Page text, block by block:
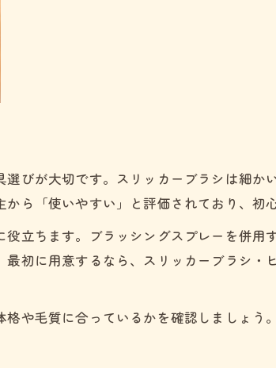
つけた時のトイプードルの対処法
びが被毛の美しさを左右する理由
ドルにおすすめのブラシ種類と特徴
ドルの被毛に合うブラシの選定ポイント
を叶えるトイプードル用ブラシの選び方
ングスプレー活用で被毛を美しく保つ方法
変えるトイプードルのブラッシング習慣
ドルの毎日ケアを習慣化するコツ
しむトイプードルのふわふわ習慣
びが大切です。スリッカーブラシは細
ら「使いやすい」と評価されており、初
立ちます。ブラッシングスプレーを併用
初に用意するなら、スリッカーブラシ・
や毛質に合っているかを確認しましょう
見学予約は公式LINEから
見学予約は公式LINEから